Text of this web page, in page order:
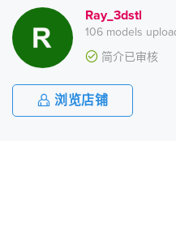
Ray_3dstl
106 models
简介已审核
浏览店铺